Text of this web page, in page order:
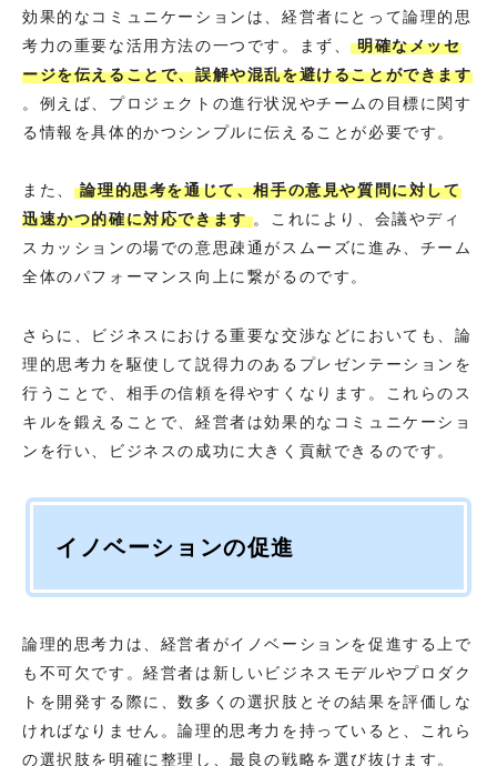
効果的なコミュニケーションは、経営者にとって論理的思
考力の重要な活用方法の一つです。まず、明確なメッセ
ージを伝えることで、誤解や混乱を避けることができます
。例えば、プロジェクトの進行状況やチームの目標に関す
る情報を具体的かつシンプルに伝えることが必要です。
また、 論理的思考を通じて、相手の意見や質問に対して
迅速かつ的確に対応できます。これにより、会議やディ
スカッションの場での意思疎通がスムーズに進み、チーム
全体のパフォーマンス向上に繋がるのです。
さらに、ビジネスにおける重要な交渉などにおいても、論
理的思考力を駆使して説得力のあるプレゼンテーションを
行うことで、相手の信頼を得やすくなります。これらのス
キルを鍛えることで、経営者は効果的なコミュニケーショ
ンを行い、ビジネスの成功に大きく貢献できるのです。
イノベーションの促進
論理的思考力は、経営者がイノベーションを促進する上で
も不可欠です。経営者は新しいビジネスモデルやプロダク
トを開発する際に、数多くの選択肢とその結果を評価しな
ければなりません。論理的思考力を持っていると、これら
の選択肢を明確に整理し、最良の戦略を選び抜けます。